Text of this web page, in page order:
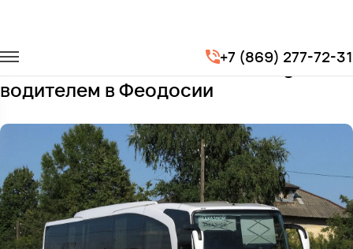
+7 (869) 277-72-31
Mercedes-Benz Travego
Заказать Mercedes-Benz Travego с
водителем в Феодосии